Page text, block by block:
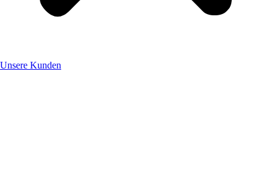
Unsere Kunden